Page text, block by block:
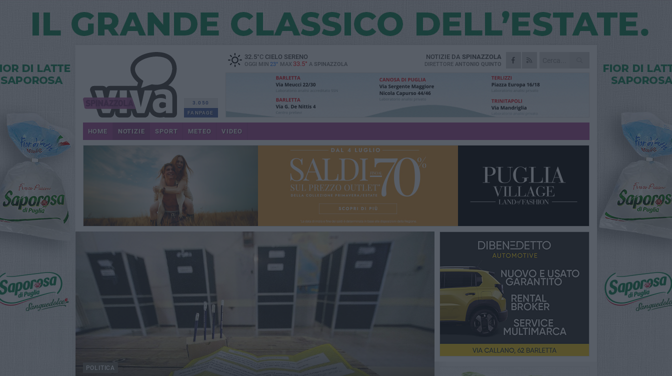
3.050
FANPAGE
32.5°CCIELO SERENO
OGGI MIN 23° MAX 33.5° A SPINAZZOLA
NOTIZIE DA SPINAZZOLA
DIRETTORE ANTONIO QUINTO
HOME NOTIZIE SPORT METEO VIDEO
POLITICA